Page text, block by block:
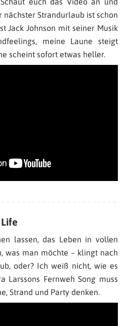
nächster Strandurlaub ist schon
Jack Johnson mit seiner Musik
meine Laune steigt
scheint sofort etwas heller.
lassen, das Leben in vollen
was man möchte – klingt nach
oder? Ich weiß nicht, wie es
Larssons Fernweh Song muss
Strand und Party denken.